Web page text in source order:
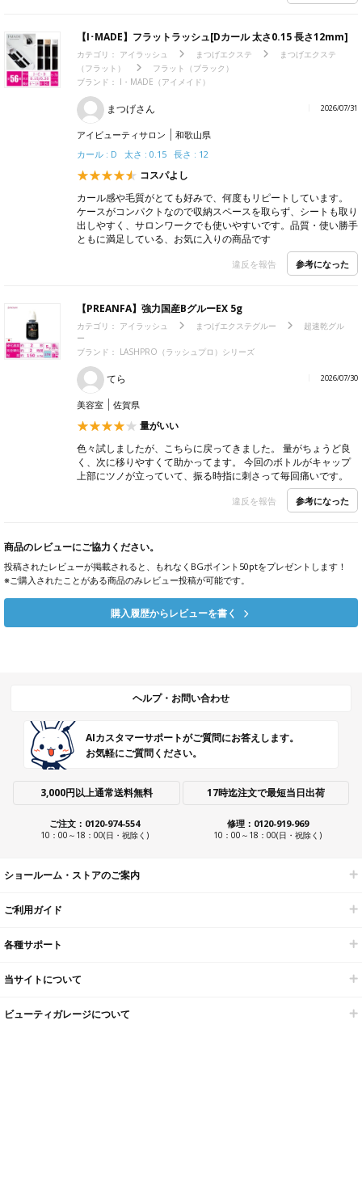
【I･MADE】フラットラッシュ[Dカール 太さ0.15 長さ12mm]
カテゴリ： アイラッシュ まつげエクステ
まつげエクステ
（フラット）
フラット（ブラック）
ブランド： I・MADE（アイメイド）
まつげさん 2026/07/31
アイビューティサロン
和歌山県
カール : D 太さ : 0.15 長さ : 12
コスパよし
カール感や毛質がとても好みで、何度もリピートしています。
ケースがコンパクトなので収納スペースを取らず、シートも取り
出しやすく、サロンワークでも使いやすいです。品質・使い勝手
ともに満足している、お気に入りの商品です
違反を報告 参考になった
【PREANFA】強力国産BグルーEX 5g
カテゴリ： アイラッシュ まつげエクステグルー
超速乾グル
ー
ブランド： LASHPRO（ラッシュプロ）シリーズ
てら 2026/07/30
美容室 佐賀県
量がいい
色々試しましたが、こちらに戻ってきました。 量がちょうど良
く、次に移りやすくて助かってます。 今回のボトルがキャップ
上部にツノが立っていて、振る時指に刺さって毎回痛いです。
違反を報告 参考になった
商品のレビューにご協力ください。
投稿されたレビューが掲載されると、もれなくBGポイント50ptをプレゼントします！
※ご購入されたことがある商品のみレビュー投稿が可能です。
購入履歴からレビューを書く
ヘルプ・お問い合わせ
AIカスタマーサポートがご質問にお答えします。
お気軽にご質問ください。
3,000円以上通常送料無料 17時迄注文で最短当日出荷
ご注文：0120-974-554
10：00～18：00(日・祝除く)
修理：0120-919-969
10：00～18：00(日・祝除く)
ショールーム・ストアのご案内
ご利用ガイド
各種サポート
当サイトについて
ビューティガレージについて